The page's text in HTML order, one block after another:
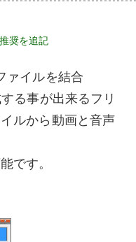
奨を追記
ァイルを結合
る事が出来るフリ
ルから動画と音声
です。